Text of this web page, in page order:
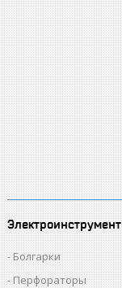
Электроинструмент
Болгарки
Перфораторы